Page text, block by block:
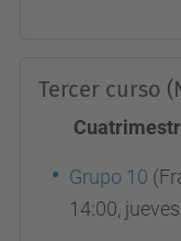
Tercer curso
Grupo 10
14:00,